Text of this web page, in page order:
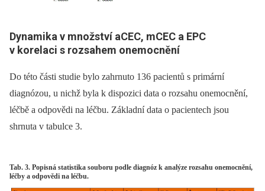
Dynamika v množství aCEC, mCEC a EPC
v korelaci s rozsahem onemocnění
Do této části studie bylo zahrnuto 136 pacientů s primární
diagnózou, u nichž byla k dispozici data o rozsahu onemocnění,
léčbě a odpovědi na léčbu. Základní data o pacientech jsou
shrnuta v tabulce 3.
Tab. 3. Popisná statistika souboru podle diagnóz k analýze rozsahu onemocnění,
léčby a odpovědi na léčbu.